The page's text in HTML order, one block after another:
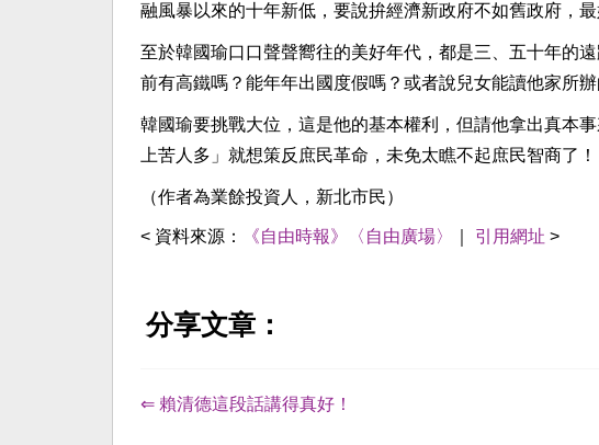
融風暴以來的十年新低，要說拚經濟新政府不如舊政府，最
至於韓國瑜口口聲聲嚮往的美好年代，都是三、五十年的
前有高鐵嗎？能年年出國度假嗎？或者說兒女能讀他家所
韓國瑜要挑戰大位，這是他的基本權利，但請他拿出真本
上苦人多」就想策反庶民革命，未免太瞧不起庶民智商了！
（作者為業餘投資人，新北市民）
< 資料來源： 《自由時報》〈自由廣場〉 引用網址 >
分享文章：
⇐ 賴清德這段話講得真好！